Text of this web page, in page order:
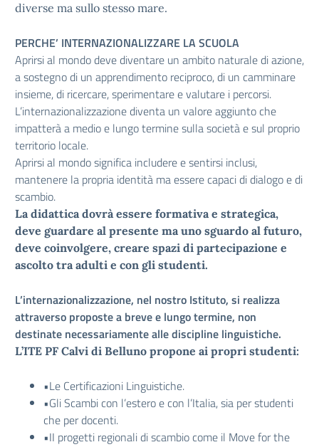
diverse ma sullo stesso mare.
PERCHE’ INTERNAZIONALIZZARE LA SCUOLA
Aprirsi al mondo deve diventare un ambito naturale di azione,
a sostegno di un apprendimento reciproco, di un camminare
insieme, di ricercare, sperimentare e valutare i percorsi.
L’internazionalizzazione diventa un valore aggiunto che
impatterà a medio e lungo termine sulla società e sul proprio
territorio locale.
Aprirsi al mondo significa includere e sentirsi inclusi,
mantenere la propria identità ma essere capaci di dialogo e di
scambio.
La didattica dovrà essere formativa e strategica,
deve guardare al presente ma uno sguardo al futuro,
deve coinvolgere, creare spazi di partecipazione e
ascolto tra adulti e con gli studenti.
L’internazionalizzazione, nel nostro Istituto, si realizza
attraverso proposte a breve e lungo termine, non
destinate necessariamente alle discipline linguistiche.
L’ITE PF Calvi di Belluno propone ai propri studenti:
•Le Certificazioni Linguistiche.
•Gli Scambi con l’estero e con l’Italia, sia per studenti
che per docenti.
•II progetti regionali di scambio come il Move for the